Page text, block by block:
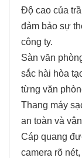
Độ cao của
đảm bảo sự
công ty.
Sàn văn
sắc hài hòa
từng văn
Thang máy
an toàn và
Cáp quang
camera rõ